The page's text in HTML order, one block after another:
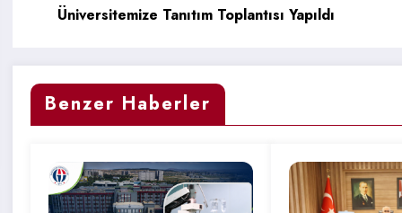
Üniversitemize Tanıtım Toplantısı Yapıldı
Benzer Haberler